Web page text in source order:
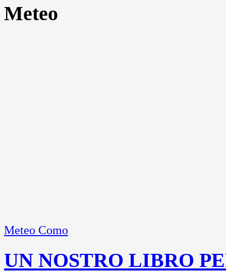
Meteo
Meteo Como
UN NOSTRO LIBRO